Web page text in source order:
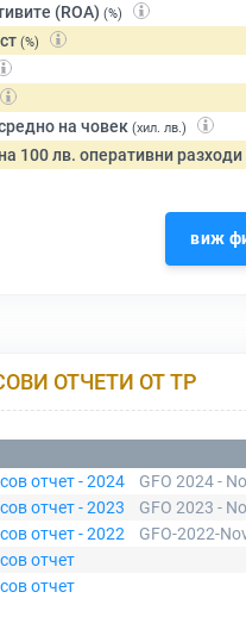
(ROA) (%)
(%)
на човек (хил. лв.)
100 лв. оперативни разходи
виж
ОТЧЕТИ ОТ ТР
отчет - 2024
GFO 2024 -
отчет - 2023
GFO 2023 -
отчет - 2022
GFO-2022-
отчет
отчет